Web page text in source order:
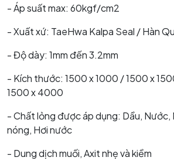
- Áp suất max: 60kgf/cm2
- Xuất xứ: TaeHwa Kalpa Seal / Hàn
- Độ dày: 1mm đến 3.2mm
- Kích thước: 1500 x 1000 / 1500 x
1500 x 4000
- Chất lỏng được áp dụng: Dầu, Nước,
nóng, Hơi nước
- Dung dịch muối, Axit nhẹ và kiềm